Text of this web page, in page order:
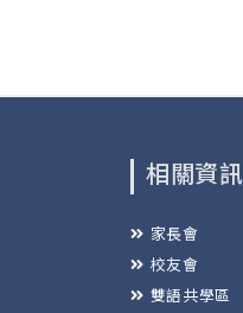
相關資訊
家長會
校友會
雙語共學區